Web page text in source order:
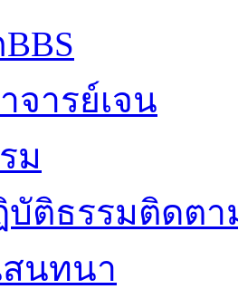
BBS
จารย์เจน
ม
ติธรรมติดต
นทนา